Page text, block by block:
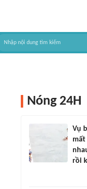
Nóng 24H
Vụ
mất
rồi